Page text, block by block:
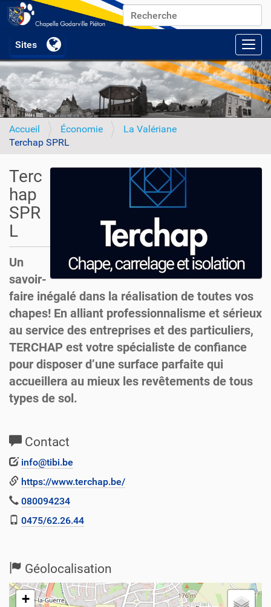
Chercher par
Recherche avancée…
Accueil Économie
La Valériane
Terchap SPRL
Terc
hap
SPR
L
Un
savoir-
faire inégalé dans la réalisation de toutes vos
chapes! En alliant professionnalisme et sérieux
au service des entreprises et des particuliers,
TERCHAP est votre spécialiste de confiance
pour disposer d’une surface parfaite qui
accueillera au mieux les revêtements de tous
types de sol.
Contact
info@tibi.be
https://www.terchap.be/
080094234
0475/62.26.44
Géolocalisation
+